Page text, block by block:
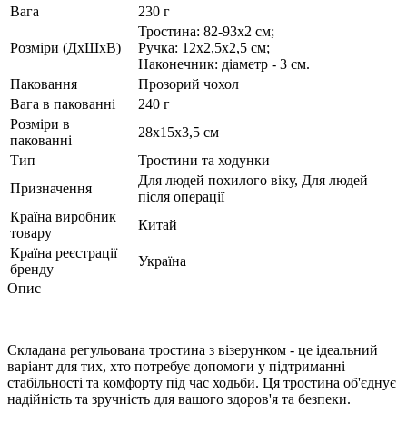
Вага
230 г
Розміри (ДхШхВ)
Тростина: 82-93x2 см;
Ручка: 12х2,5х2,5 см;
Наконечник: діаметр - 3 см.
Паковання
Прозорий чохол
Вага в пакованні
240 г
Розміри в
пакованні
28х15х3,5 см
Тип
Тростини та ходунки
Призначення
Для людей похилого віку, Для людей
після операції
Країна виробник
товару
Китай
Країна реєстрації
бренду
Україна
Опис
Складана регульована тростина з візерунком - це ідеальний
варіант для тих, хто потребує допомоги у підтриманні
стабільності та комфорту під час ходьби. Ця тростина об'єднує
надійність та зручність для вашого здоров'я та безпеки.